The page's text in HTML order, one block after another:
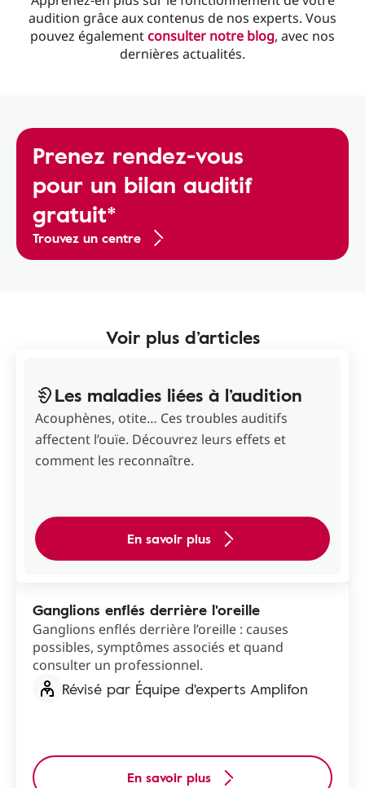
audition grâce aux contenus de nos experts. Vous
pouvez égalementconsulter notre blog, avec nos
dernières actualités.
Prenez rendez-vous
pour un bilan auditif
gratuit*
Trouvez un centre
Voir plus d’articles
Les maladies liées à l’audition
Acouphènes, otite… Ces troubles auditifs
affectent l’ouïe. Découvrez leurs effets et
comment les reconnaître.
En savoir plus
Ganglions enflés derrière l'oreille
Ganglions enflés derrière l’oreille : causes
possibles, symptômes associés et quand
consulter un professionnel.
Révisé par Équipe d'experts Amplifon
En savoir plus